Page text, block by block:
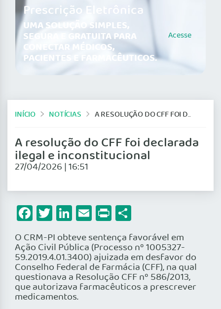
Prescrição Eletrônica
UMA SOLUÇÃO SIMPLES,
SEGURA E GRATUITA PARA
CONECTAR MÉDICOS,
PACIENTES E FARMACÊUTICOS.
Acesse
INÍCIO NOTÍCIAS A RESOLUÇÃO DO CFF FOI DECLARADA ILEGAL E INCONSTITUCIONAL
A resolução do CFF foi declarada
ilegal e inconstitucional
27/04/2026 | 16:51
Facebook
Twitter
LinkedIn
Email
Print
O CRM-PI obteve sentença favorável em
Ação Civil Pública (Processo nº 1005327-
59.2019.4.01.3400) ajuizada em desfavor do
Conselho Federal de Farmácia (CFF), na qual
questionava a Resolução CFF nº 586/2013,
que autorizava farmacêuticos a prescrever
medicamentos.